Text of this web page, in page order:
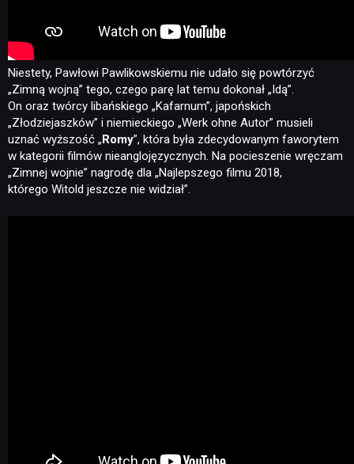
Niestety, Pawłowi Pawlikowskiemu nie udało się powtórzyć
„Zimną wojną” tego, czego parę lat temu dokonał „Idą”.
On oraz twórcy libańskiego „Kafarnum”, japońskich
„Złodziejaszków” i niemieckiego „Werk ohne Autor” musieli
uznać wyższość „Romy”, która była zdecydowanym faworytem
w kategorii filmów nieanglojęzycznych. Na pocieszenie wręczam
„Zimnej wojnie” nagrodę dla „Najlepszego filmu 2018,
którego Witold jeszcze nie widział”.